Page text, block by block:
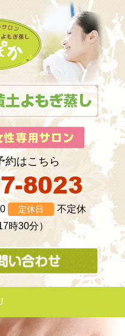
約はこちら
定休日
不定休
時30分）